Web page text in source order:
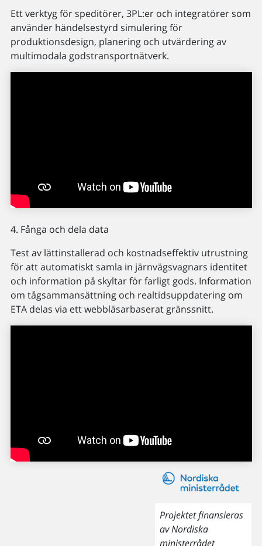
Ett verktyg för speditörer, 3PL:er och integratörer som
använder händelsestyrd simulering för
produktionsdesign, planering och utvärdering av
multimodala godstransportnätverk.
4. Fånga och dela data
Test av lättinstallerad och kostnadseffektiv utrustning
för att automatiskt samla in järnvägsvagnars identitet
och information på skyltar för farligt gods. Information
om tågsammansättning och realtidsuppdatering om
ETA delas via ett webbläsarbaserat gränssnitt.
Projektet finansieras
av Nordiska
ministerrådet